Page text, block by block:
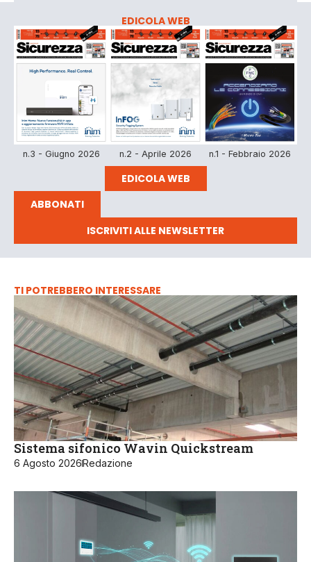
EDICOLA WEB
n.3 - Giugno 2026 n.2 - Aprile 2026 n.1 - Febbraio 2026
EDICOLA WEB
ABBONATI
ISCRIVITI ALLE NEWSLETTER
TI POTREBBERO INTERESSARE
Sistema sifonico Wavin Quickstream
6 Agosto 2026Redazione